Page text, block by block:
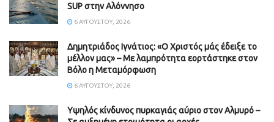
SUP στην Αλόννησο
6 ΑΥΓΟΎΣΤΟΥ, 2026
Δημητριάδος Ιγνάτιος: «Ο Χριστός μάς έδειξε το
μέλλον μας» – Με λαμπρότητα εορτάστηκε στον
Βόλο η Μεταμόρφωση
6 ΑΥΓΟΎΣΤΟΥ, 2026
Υψηλός κίνδυνος πυρκαγιάς αύριο στον Αλμυρό –